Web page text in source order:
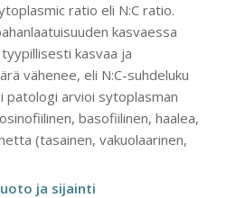
ratio eli N:C ratio.
kasvaessa
kasvaa ja
vähenee, eli N:C-suhdeluku
patologi arvioi sytoplasman
basofiilinen, haalea,
(tasainen, vakuolaarinen,
ja sijainti